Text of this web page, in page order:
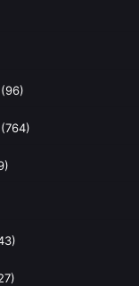
(96)
(764)